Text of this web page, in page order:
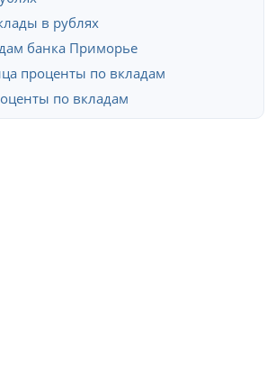
в рублях
банка Приморье
проценты по вкладам
по вкладам